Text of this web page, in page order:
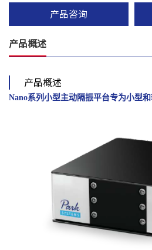
产品咨询
产品概述
产品概述
Nano系列小型主动隔振平台专为小型